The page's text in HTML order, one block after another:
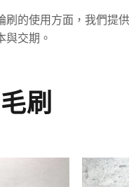
的使用方面，我們提
與交期。
刷